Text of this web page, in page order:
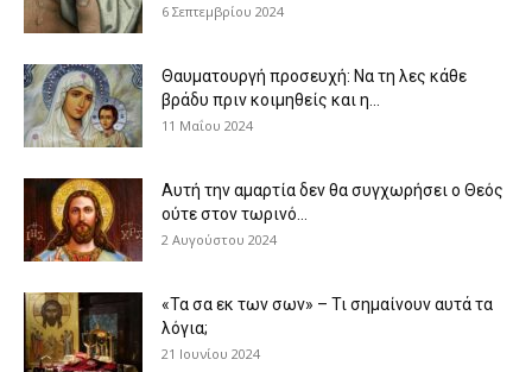
6 Σεπτεμβρίου 2024
Θαυματουργή προσευχή: Να τη λες κάθε
βράδυ πριν κοιμηθείς και η...
11 Μαΐου 2024
Αυτή την αμαρτία δεν θα συγχωρήσει ο Θεός
ούτε στον τωρινό...
2 Αυγούστου 2024
«Τα σα εκ των σων» – Τι σημαίνουν αυτά τα
λόγια;
21 Ιουνίου 2024